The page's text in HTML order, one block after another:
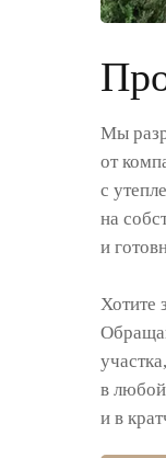
Мы
от
с
на
и
Хотите
в
и в